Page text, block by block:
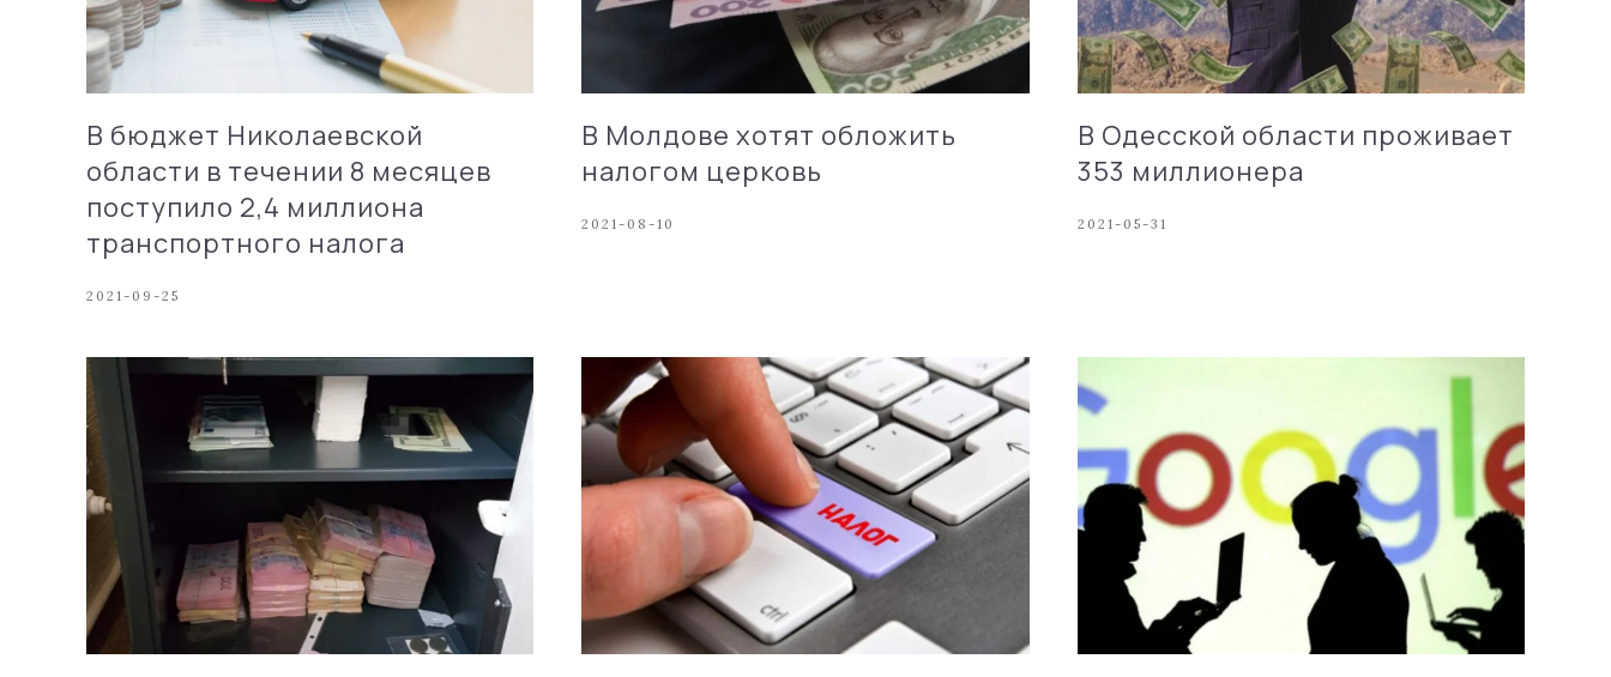
В бюджет Николаевской
области в течении 8 месяцев
поступило 2,4 миллиона
транспортного налога
2021-09-25
В Молдове хотят обложить
налогом церковь
2021-08-10
В Одесской области проживает
353 миллионера
2021-05-31